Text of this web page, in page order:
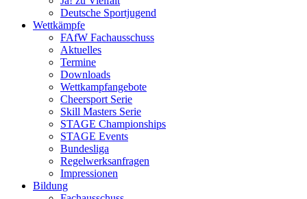
Deutsche Sportjugend
Wettkämpfe
FAfW Fachausschuss
Aktuelles
Termine
Downloads
Wettkampfangebote
Cheersport Serie
Skill Masters Serie
STAGE Championships
STAGE Events
Bundesliga
Regelwerksanfragen
Impressionen
Bildung